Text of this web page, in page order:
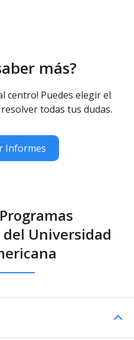
más?
centro! Puedes elegir el
todas tus dudas.
Informes
Universidad